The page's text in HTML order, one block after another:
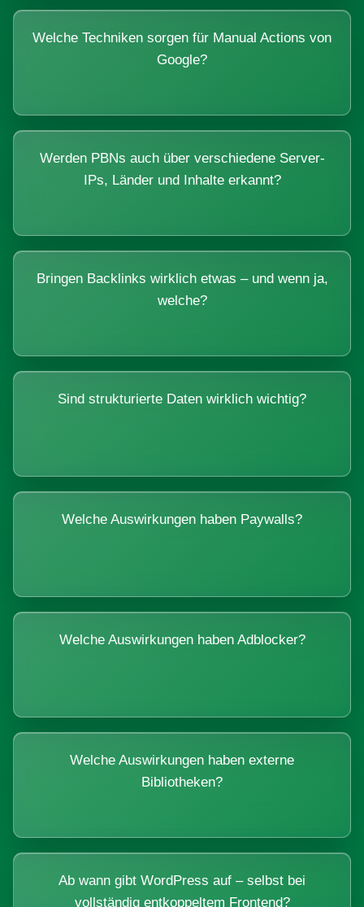
Welche Techniken sorgen für Manual Actions von
Google?
Werden PBNs auch über verschiedene Server-
IPs, Länder und Inhalte erkannt?
Bringen Backlinks wirklich etwas – und wenn ja,
welche?
Sind strukturierte Daten wirklich wichtig?
Welche Auswirkungen haben Paywalls?
Welche Auswirkungen haben Adblocker?
Welche Auswirkungen haben externe
Bibliotheken?
Ab wann gibt WordPress auf – selbst bei
vollständig entkoppeltem Frontend?